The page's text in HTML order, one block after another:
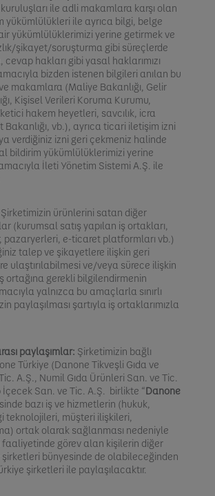
ile adli makamlara karşı olan
yükümlülükleri ile ayrıca bilgi, belge
yükümlülüklerimizi yerine getirmek ve
şikayet/soruşturma gibi süreçlerde
hakları gibi yasal haklarımızı
bizden istenen bilgileri anılan bu
makamlara (Maliye Bakanlığı, Gelir
Kişisel Verileri Koruma Kurumu,
hakem heyetleri, savcılık, icra
vb.), ayrıca ticari iletişim izni
verdiğiniz izni geri çekmeniz halinde
bildirim yükümlülüklerimizi yerine
İleti Yönetim Sistemi A.Ş. ile
Şirketimizin ürünlerini satan diğer
(kurumsal satış yapılan iş ortakları,
pazaryerleri, e-ticaret platformları vb.)
talep ve şikayetlere ilişkin geri
ulaştırılabilmesi ve/veya sürece ilişkin
ortağına gerekli bilgilendirmenin
yalnızca bu amaçlarla sınırlı
paylaşılması şartıyla iş ortaklarımızla
paylaşımlar: Şirketimizin bağlı
Türkiye (Danone Tikveşli Gıda ve
A.Ş., Numil Gıda Ürünleri San. ve Tic.
İçecek San. ve Tic. A.Ş. birlikte “Danone
bazı iş ve hizmetlerin (hukuk,
teknolojileri, müşteri ilişkileri,
ortak olarak sağlanması nedeniyle
görev alan kişilerin diğer
şirketleri bünyesinde de olabileceğinden
şirketleri ile paylaşılacaktır.